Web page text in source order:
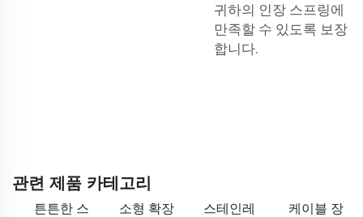
귀하의 인장 스프링에
만족할 수 있도록 보장
합니다.
관련 제품 카테고리
튼튼한 스
소형 확장
스테인레
케이블 장